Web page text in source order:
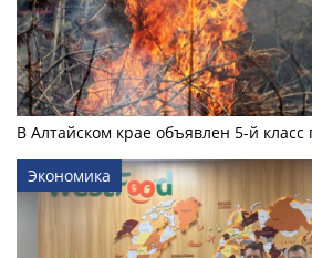
В Алтайском крае объявлен 5-й
Экономика